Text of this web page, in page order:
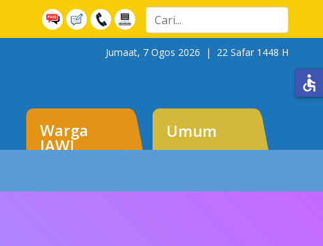
Cari
Jumaat, 7 Ogos 2026 | 22 Safar 1448 H
Warga
JAWI
Umum
accessible